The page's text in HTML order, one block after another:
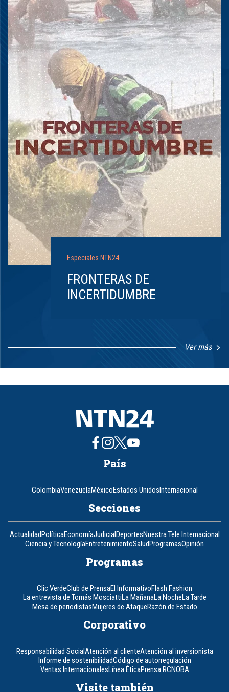
Especiales NTN24
FRONTERAS DE
INCERTIDUMBRE
Ver más
8
País
ColombiaVenezuelaMéxicoEstados UnidosInternacional
Secciones
ActualidadPolíticaEconomíaJudicialDeportesNuestra Tele Internacional
Ciencia y TecnologíaEntretenimientoSaludProgramasOpinión
Programas
Clic VerdeClub de PrensaEl InformativoFlash Fashion
La entrevista de Tomás MosciattiLa MañanaLa NocheLa Tarde
Mesa de periodistasMujeres de AtaqueRazón de Estado
Corporativo
Responsabilidad SocialAtención al clienteAtención al inversionista
Informe de sostenibilidadCódigo de autorregulación
Ventas InternacionalesLínea ÉticaPrensa RCNOBA
Visite también